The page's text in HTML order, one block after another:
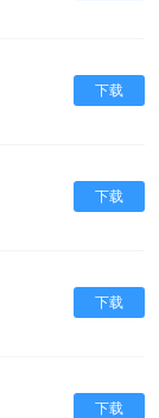
下载
下载
下载
下载